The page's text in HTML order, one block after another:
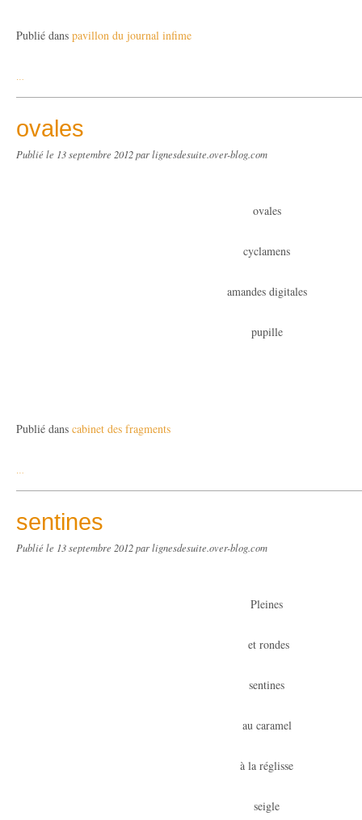
Publié dans pavillon du journal infime
…
ovales
Publié le 13 septembre 2012par lignesdesuite.over-blog.com
ovales
cyclamens
amandes digitales
pupille
Publié dans cabinet des fragments
…
sentines
Publié le 13 septembre 2012par lignesdesuite.over-blog.com
Pleines
et rondes
sentines
au caramel
à la réglisse
seigle